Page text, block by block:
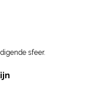
sfeer.